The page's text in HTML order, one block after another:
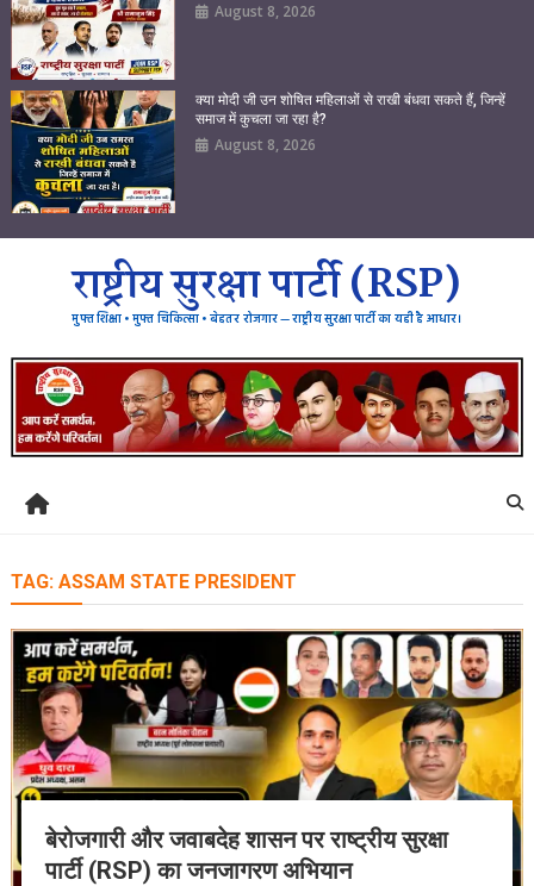
August 8, 2026
क्या मोदी जी उन शोषित महिलाओं से राखी बंधवा सकते हैं, जिन्हें
समाज में कुचला जा रहा है?
August 8, 2026
राष्ट्रीय सुरक्षा पार्टी (RSP)
मुफ्त शिक्षा • मुफ्त चिकित्सा • बेहतर रोजगार — राष्ट्रीय सुरक्षा पार्टी का यही है आधार।
TAG: ASSAM STATE PRESIDENT
बेरोजगारी और जवाबदेह शासन पर राष्ट्रीय सुरक्षा
पार्टी (RSP) का जनजागरण अभियान